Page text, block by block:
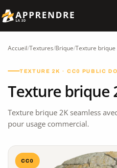
Accueil/Textures/Brique/Texture brique
TEXTURE 2K · CC0 PUBLIC
Texture brique
Texture brique 2K seamless
pour usage commercial.
CC0